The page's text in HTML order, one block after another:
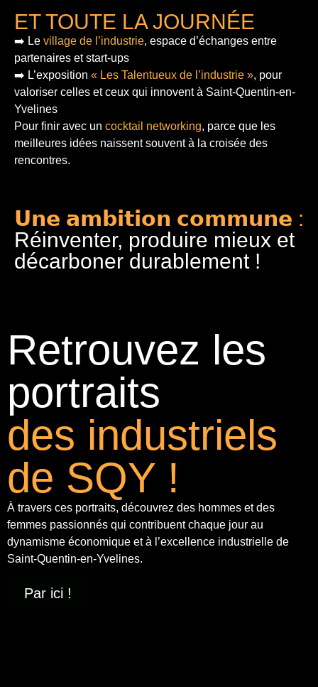
ET TOUTE LA JOURNÉE
➡️ Le village de l’industrie, espace d’échanges entre
partenaires et start-ups
➡️ L’exposition « Les Talentueux de l’industrie », pour
valoriser celles et ceux qui innovent à Saint-Quentin-en-
Yvelines
Pour finir avec un cocktail networking, parce que les
meilleures idées naissent souvent à la croisée des
rencontres.
𝗨𝗻𝗲 𝗮𝗺𝗯𝗶𝘁𝗶𝗼𝗻 𝗰𝗼𝗺𝗺𝘂𝗻𝗲 :
Réinventer, produire mieux et
décarboner durablement !
Retrouvez les
portraits
des industriels
de SQY !
À travers ces portraits, découvrez des hommes et des
femmes passionnés qui contribuent chaque jour au
dynamisme économique et à l’excellence industrielle de
Saint-Quentin-en-Yvelines.
Par ici !